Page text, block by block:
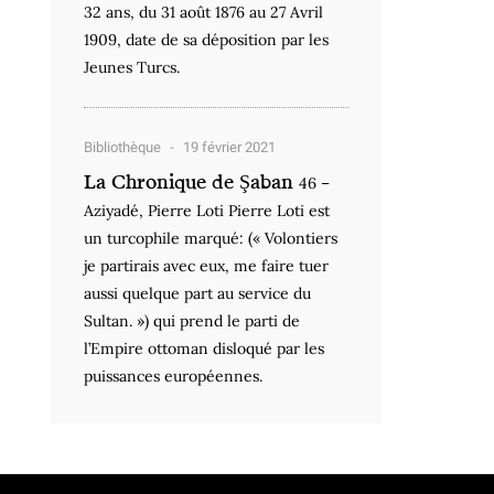
32 ans, du 31 août 1876 au 27 Avril
1909, date de sa déposition par les
Jeunes Turcs.
Bibliothèque 19 février 2021
La Chronique de Şaban 46 –
Aziyadé, Pierre Loti Pierre Loti est
un turcophile marqué: (« Volontiers
je partirais avec eux, me faire tuer
aussi quelque part au service du
Sultan. ») qui prend le parti de
l’Empire ottoman disloqué par les
puissances européennes.